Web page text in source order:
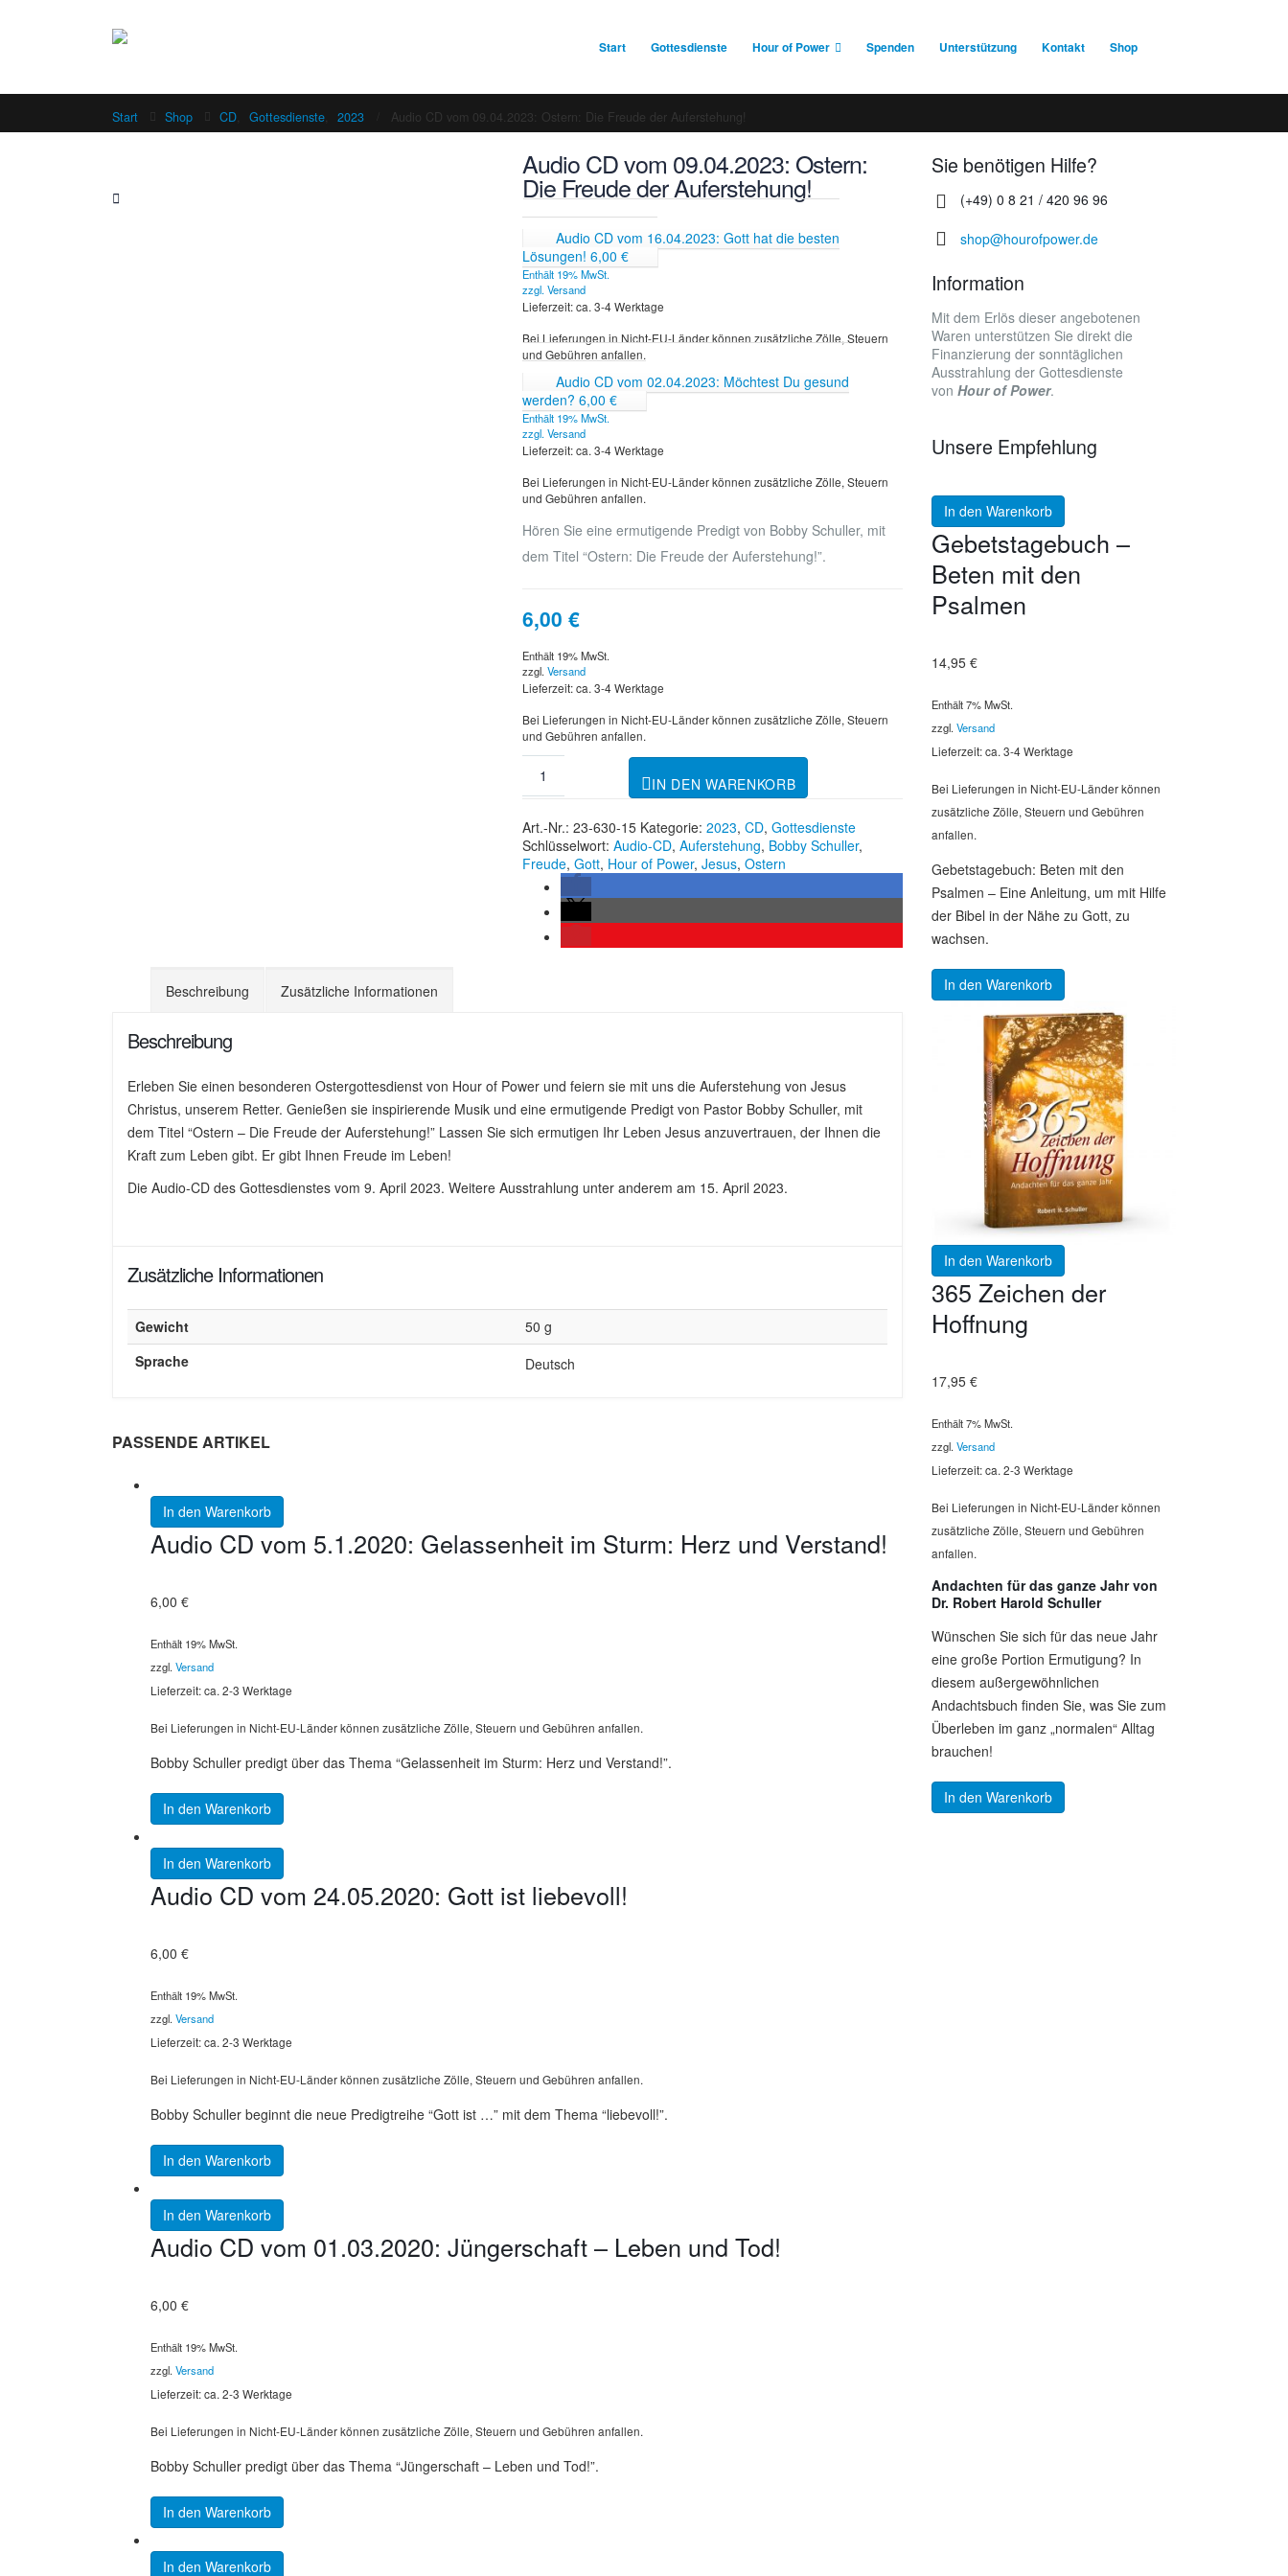
Start Gottesdienste Hour of Power Spenden Unterstützung Kontakt Shop
Start Shop CD, Gottesdienste, 2023 Audio CD vom 09.04.2023: Ostern: Die Freude der Auferstehung!
Audio CD vom 09.04.2023: Ostern:
Die Freude der Auferstehung!
Audio CD vom 16.04.2023: Gott hat die besten
Lösungen! 6,00 €
Enthält 19% MwSt.
zzgl. Versand
Lieferzeit: ca. 3-4 Werktage
Bei Lieferungen in Nicht-EU-Länder können zusätzliche Zölle, Steuern
und Gebühren anfallen.
Audio CD vom 02.04.2023: Möchtest Du gesund
werden? 6,00 €
Enthält 19% MwSt.
zzgl. Versand
Lieferzeit: ca. 3-4 Werktage
Bei Lieferungen in Nicht-EU-Länder können zusätzliche Zölle, Steuern
und Gebühren anfallen.
Hören Sie eine ermutigende Predigt von Bobby Schuller, mit
dem Titel “Ostern: Die Freude der Auferstehung!”.
6,00 €
Enthält 19% MwSt.
zzgl. Versand
Lieferzeit: ca. 3-4 Werktage
Bei Lieferungen in Nicht-EU-Länder können zusätzliche Zölle, Steuern
und Gebühren anfallen.
IN DEN WARENKORB
Art.-Nr.: 23-630-15 Kategorie: 2023, CD, Gottesdienste
Schlüsselwort: Audio-CD, Auferstehung, Bobby Schuller,
Freude, Gott, Hour of Power, Jesus, Ostern
Beschreibung Zusätzliche Informationen
Beschreibung
Erleben Sie einen besonderen Ostergottesdienst von Hour of Power und feiern sie mit uns die Auferstehung von Jesus
Christus, unserem Retter. Genießen sie inspirierende Musik und eine ermutigende Predigt von Pastor Bobby Schuller, mit
dem Titel “Ostern – Die Freude der Auferstehung!” Lassen Sie sich ermutigen Ihr Leben Jesus anzuvertrauen, der Ihnen die
Kraft zum Leben gibt. Er gibt Ihnen Freude im Leben!
Die Audio-CD des Gottesdienstes vom 9. April 2023. Weitere Ausstrahlung unter anderem am 15. April 2023.
Zusätzliche Informationen
Gewicht
50 g
Sprache
Deutsch
PASSENDE ARTIKEL
In den Warenkorb
Audio CD vom 5.1.2020: Gelassenheit im Sturm: Herz und Verstand!
6,00 €
Enthält 19% MwSt.
zzgl. Versand
Lieferzeit: ca. 2-3 Werktage
Bei Lieferungen in Nicht-EU-Länder können zusätzliche Zölle, Steuern und Gebühren anfallen.
Bobby Schuller predigt über das Thema “Gelassenheit im Sturm: Herz und Verstand!”.
In den Warenkorb
In den Warenkorb
Audio CD vom 24.05.2020: Gott ist liebevoll!
6,00 €
Enthält 19% MwSt.
zzgl. Versand
Lieferzeit: ca. 2-3 Werktage
Bei Lieferungen in Nicht-EU-Länder können zusätzliche Zölle, Steuern und Gebühren anfallen.
Bobby Schuller beginnt die neue Predigtreihe “Gott ist …” mit dem Thema “liebevoll!”.
In den Warenkorb
In den Warenkorb
Audio CD vom 01.03.2020: Jüngerschaft – Leben und Tod!
6,00 €
Enthält 19% MwSt.
zzgl. Versand
Lieferzeit: ca. 2-3 Werktage
Bei Lieferungen in Nicht-EU-Länder können zusätzliche Zölle, Steuern und Gebühren anfallen.
Bobby Schuller predigt über das Thema “Jüngerschaft – Leben und Tod!”.
In den Warenkorb
In den Warenkorb
Sie benötigen Hilfe?
(+49) 0 8 21 / 420 96 96
shop@hourofpower.de
Information
Mit dem Erlös dieser angebotenen
Waren unterstützen Sie direkt die
Finanzierung der sonntäglichen
Ausstrahlung der Gottesdienste
von Hour of Power.
Unsere Empfehlung
In den Warenkorb
Gebetstagebuch –
Beten mit den
Psalmen
14,95 €
Enthält 7% MwSt.
zzgl. Versand
Lieferzeit: ca. 3-4 Werktage
Bei Lieferungen in Nicht-EU-Länder können
zusätzliche Zölle, Steuern und Gebühren
anfallen.
Gebetstagebuch: Beten mit den
Psalmen – Eine Anleitung, um mit Hilfe
der Bibel in der Nähe zu Gott, zu
wachsen.
In den Warenkorb
In den Warenkorb
365 Zeichen der
Hoffnung
17,95 €
Enthält 7% MwSt.
zzgl. Versand
Lieferzeit: ca. 2-3 Werktage
Bei Lieferungen in Nicht-EU-Länder können
zusätzliche Zölle, Steuern und Gebühren
anfallen.
Andachten für das ganze Jahr von
Dr. Robert Harold Schuller
Wünschen Sie sich für das neue Jahr
eine große Portion Ermutigung? In
diesem außergewöhnlichen
Andachtsbuch finden Sie, was Sie zum
Überleben im ganz „normalen“ Alltag
brauchen!
In den Warenkorb